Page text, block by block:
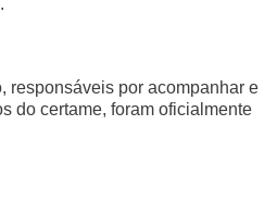
responsáveis por acompanhar e
do certame, foram oficialmente